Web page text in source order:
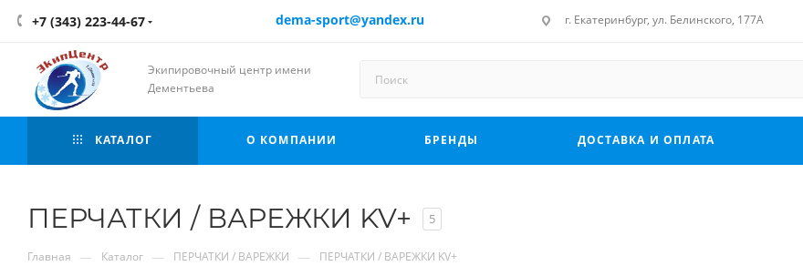
+7 (343) 223-44-67 dema-sport@yandex.ru г. Екатеринбург, ул. Белинского, 177А
Экипировочный центр имени
Дементьева
КАТАЛОГ О КОМПАНИИ БРЕНДЫ ДОСТАВКА И ОПЛАТА
ПЕРЧАТКИ / ВАРЕЖКИ KV+ 5
Главная — Каталог — ПЕРЧАТКИ / ВАРЕЖКИ — ПЕРЧАТКИ / ВАРЕЖКИ KV+